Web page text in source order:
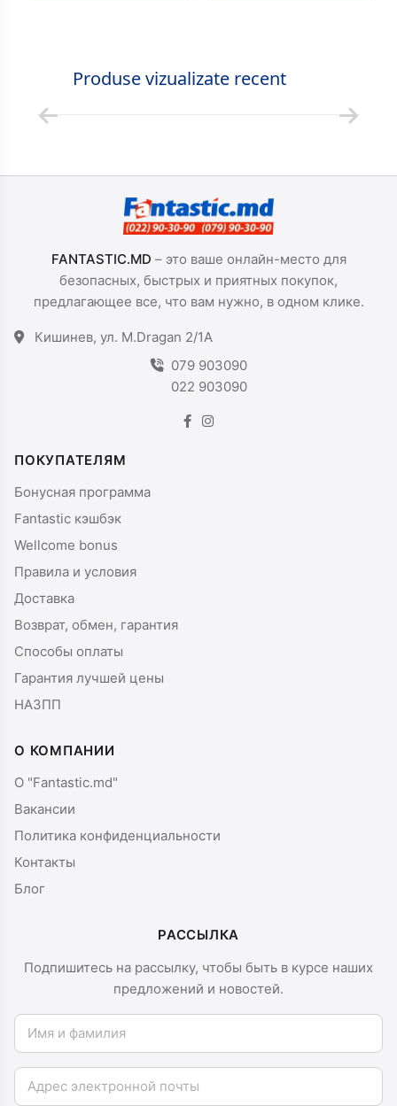
Produse vizualizate recent
FANTASTIC.MD – это ваше онлайн-место для
безопасных, быстрых и приятных покупок,
предлагающее все, что вам нужно, в одном клике.
Кишинев, ул. M.Dragan 2/1A
079 903090
022 903090
ПОКУПАТЕЛЯМ
Бонусная программа
Fantastic кэшбэк
Wellcome bonus
Правила и условия
Доставка
Возврат, обмен, гарантия
Способы оплаты
Гарантия лучшей цены
НАЗПП
О КОМПАНИИ
О "Fantastic.md"
Вакансии
Политика конфиденциальности
Контакты
Блог
РАССЫЛКА
Подпишитесь на рассылку, чтобы быть в курсе наших
предложений и новостей.
Имя и фамилия
Email